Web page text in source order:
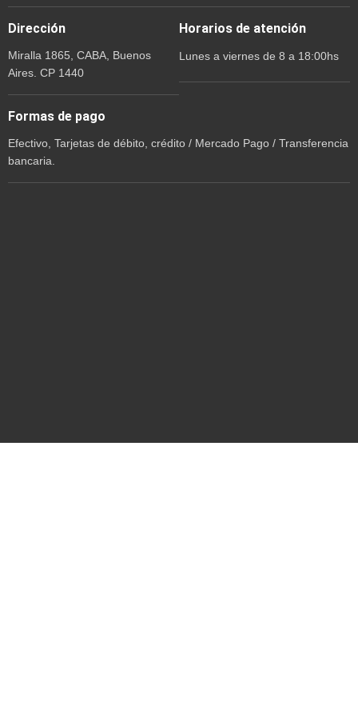
Dirección
Miralla 1865, CABA, Buenos
Aires. CP 1440
Horarios de atención
Lunes a viernes de 8 a 18:00hs
Formas de pago
Efectivo, Tarjetas de débito, crédito / Mercado Pago / Transferencia
bancaria.